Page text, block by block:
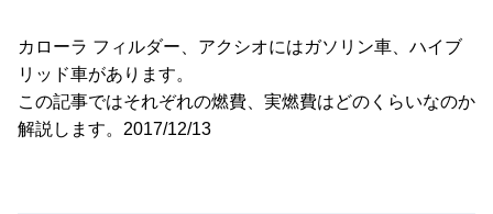
カローラ フィルダー、アクシオにはガソリン車、ハイブ
リッド車があります。
この記事ではそれぞれの燃費、実燃費はどのくらいなのか
解説します。2017/12/13